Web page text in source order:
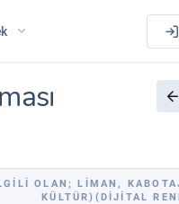
OLAN; LIMAN,
KÜLTÜR)(DIJITAL